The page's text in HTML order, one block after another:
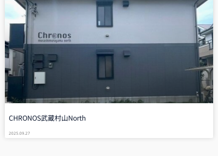
CHRONOS武蔵村山North
2025.09.27